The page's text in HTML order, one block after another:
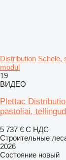
Distribution Schele,
modul
19
ВИДЕО
Plettac
pastoliai,
5 737 € С НДС
Строительные
2026
Состояние новый